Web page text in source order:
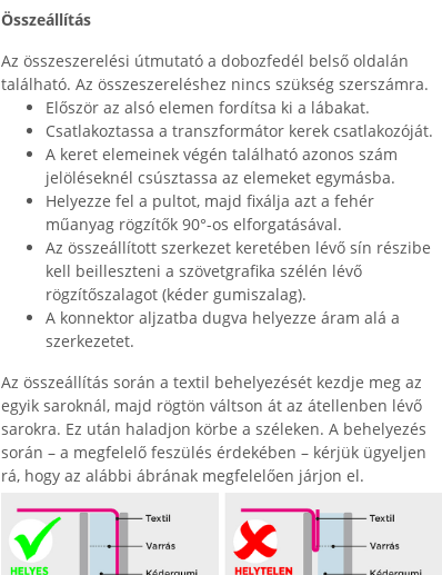
Összeállítás
Az összeszerelési útmutató a dobozfedél belső oldalán
található. Az összeszereléshez nincs szükség szerszámra.
Először az alsó elemen fordítsa ki a lábakat.
Csatlakoztassa a transzformátor kerek csatlakozóját.
A keret elemeinek végén található azonos szám
jelöléseknél csúsztassa az elemeket egymásba.
Helyezze fel a pultot, majd fixálja azt a fehér
műanyag rögzítők 90°-os elforgatásával.
Az összeállított szerkezet keretében lévő sín részibe
kell beilleszteni a szövetgrafika szélén lévő
rögzítőszalagot (kéder gumiszalag).
A konnektor aljzatba dugva helyezze áram alá a
szerkezetet.
Az összeállítás során a textil behelyezését kezdje meg az
egyik saroknál, majd rögtön váltson át az átellenben lévő
sarokra. Ez után haladjon körbe a széleken. A behelyezés
során – a megfelelő feszülés érdekében – kérjük ügyeljen
rá, hogy az alábbi ábrának megfelelően járjon el.